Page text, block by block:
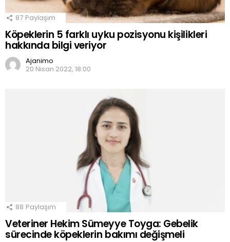
87 Paylaşım
Köpeklerin 5 farklı uyku pozisyonu kişilikleri
hakkında bilgi veriyor
Ajanimo
20 Nisan 2022, 18:00
88 Paylaşım
Veteriner Hekim Sümeyye Toyga: Gebelik
sürecinde köpeklerin bakımı değişmeli